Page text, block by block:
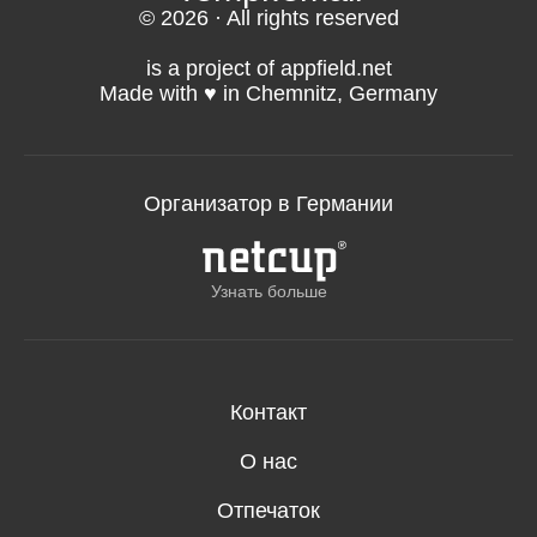
© 2026 · All rights reserved
is a project of appfield.net
Made with ♥️ in Chemnitz, Germany
Организатор в Германии
Узнать больше
Контакт
О нас
Отпечаток